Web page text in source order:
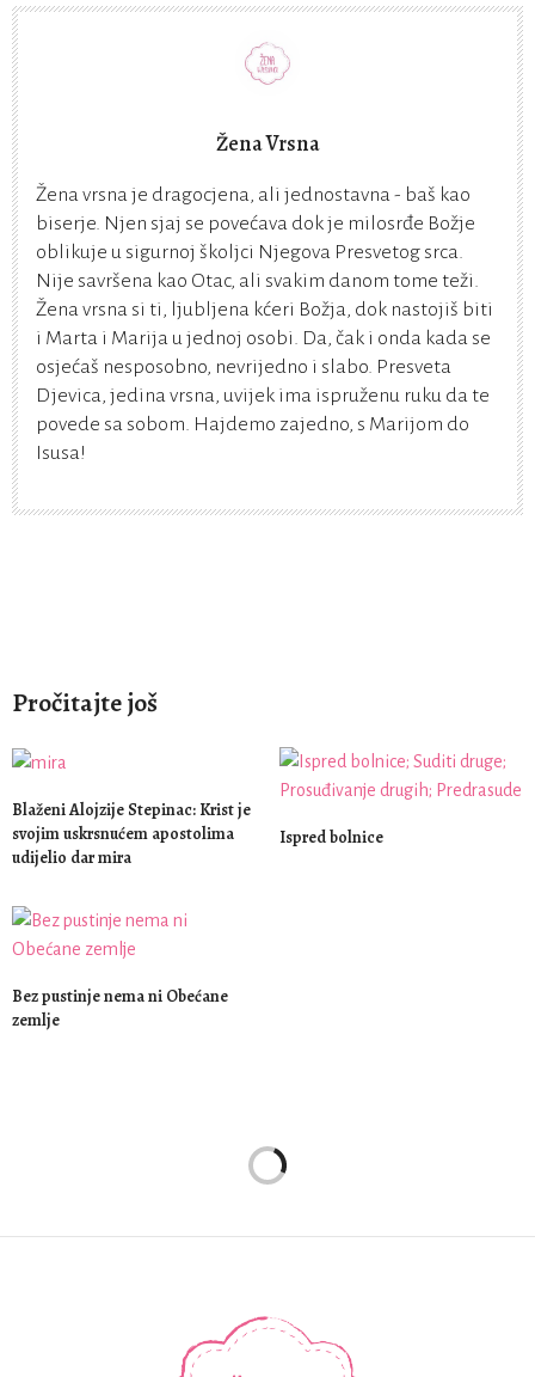
Žena Vrsna
Žena vrsna je dragocjena, ali jednostavna - baš kao
biserje. Njen sjaj se povećava dok je milosrđe Božje
oblikuje u sigurnoj školjci Njegova Presvetog srca.
Nije savršena kao Otac, ali svakim danom tome teži.
Žena vrsna si ti, ljubljena kćeri Božja, dok nastojiš biti
i Marta i Marija u jednoj osobi. Da, čak i onda kada se
osjećaš nesposobno, nevrijedno i slabo. Presveta
Djevica, jedina vrsna, uvijek ima ispruženu ruku da te
povede sa sobom. Hajdemo zajedno, s Marijom do
Isusa!
Pročitajte još
Blaženi Alojzije Stepinac: Krist je
svojim uskrsnućem apostolima
udijelio dar mira
Ispred bolnice
Bez pustinje nema ni Obećane
zemlje